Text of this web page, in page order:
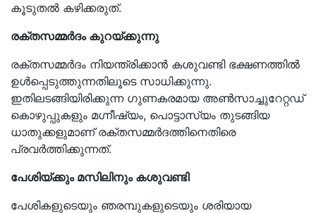
കൂടുതൽ കഴിക്കരുത്.
രക്തസമ്മർദം കുറയ്ക്കുന്നു
രക്തസമ്മർദം നിയന്ത്രിക്കാൻ കശുവണ്ടി ഭക്ഷണത്തിൽ
ഉൾപ്പെടുത്തുന്നതിലൂടെ സാധിക്കുന്നു.
ഇതിലടങ്ങിയിരിക്കുന്ന ഗുണകരമായ അൺസാച്ചുറേറ്റഡ്
കൊഴുപ്പുകളും മഗ്നീഷ്യം, പൊട്ടാസ്യം തുടങ്ങിയ
ധാതുക്കളുമാണ് രക്തസമ്മർദത്തിനെതിരെ
പ്രവർത്തിക്കുന്നത്.
പേശിയ്ക്കും മസിലിനും കശുവണ്ടി
പേശികളുടെയും ഞരമ്പുകളുടെയും ശരിയായ